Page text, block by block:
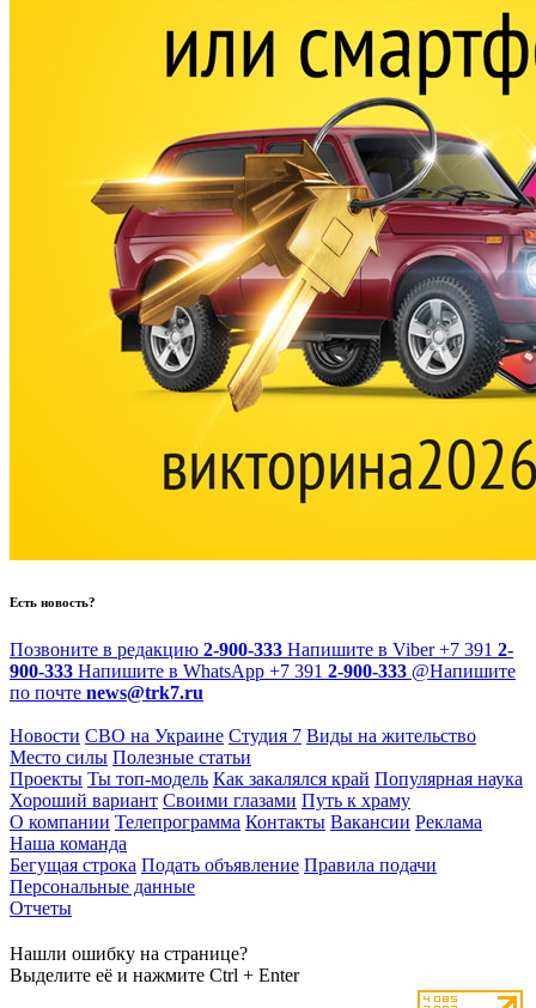
Есть новость?
Позвоните в редакцию 2-900-333 Напишите в Viber +7 391 2-
900-333 Напишите в WhatsApp +7 391 2-900-333 @Напишите
по почте news@trk7.ru
Новости СВО на Украине Студия 7 Виды на жительство
Место силы Полезные статьи
Проекты Ты топ-модель Как закалялся край Популярная наука
Хороший вариант Своими глазами Путь к храму
О компании Телепрограмма Контакты Вакансии Реклама
Наша команда
Бегущая строка Подать объявление Правила подачи
Персональные данные
Отчеты
Нашли ошибку на странице?
Выделите её и нажмите Ctrl + Enter